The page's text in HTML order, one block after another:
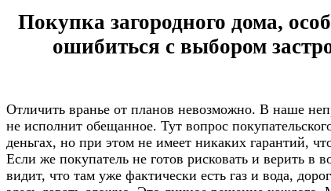
Покупка загородного дома,
ошибиться с выбором
Отличить вранье от планов невозможно. В наше
не исполнит обещанное. Тут вопрос
деньгах, но при этом не имеет никаких гарантий,
Если же покупатель не готов рисковать и верить в
видит, что там уже фактически есть газ и вода,